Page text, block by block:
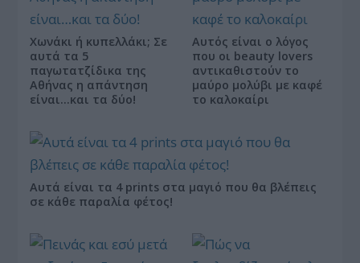
Χωνάκι ή κυπελλάκι; Σε
αυτά τα 5
παγωτατζίδικα της
Αθήνας η απάντηση
είναι…και τα δύο!
Αυτός είναι ο λόγος
που οι beauty lovers
αντικαθιστούν το
μαύρο μολύβι με καφέ
το καλοκαίρι
Αυτά είναι τα 4 prints στα μαγιό που θα βλέπεις
σε κάθε παραλία φέτος!